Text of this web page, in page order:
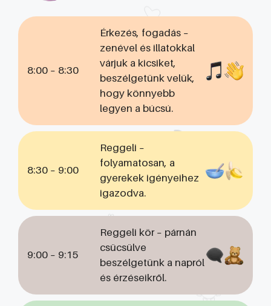
8:00 – 8:30
Érkezés, fogadás –
zenével és illatokkal
várjuk a kicsiket,
beszélgetünk velük,
hogy könnyebb
legyen a búcsú.
8:30 – 9:00
Reggeli –
folyamatosan, a
gyerekek igényeihez
igazodva.
9:00 – 9:15
Reggeli kör – párnán
csücsülve
beszélgetünk a napról
és érzéseikről.